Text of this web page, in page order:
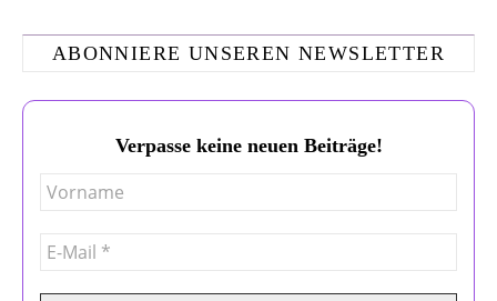
ABONNIERE UNSEREN NEWSLETTER
Verpasse keine neuen Beiträge!